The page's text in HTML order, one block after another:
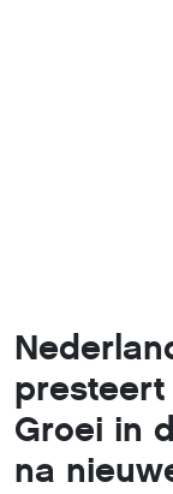
Groei in
na